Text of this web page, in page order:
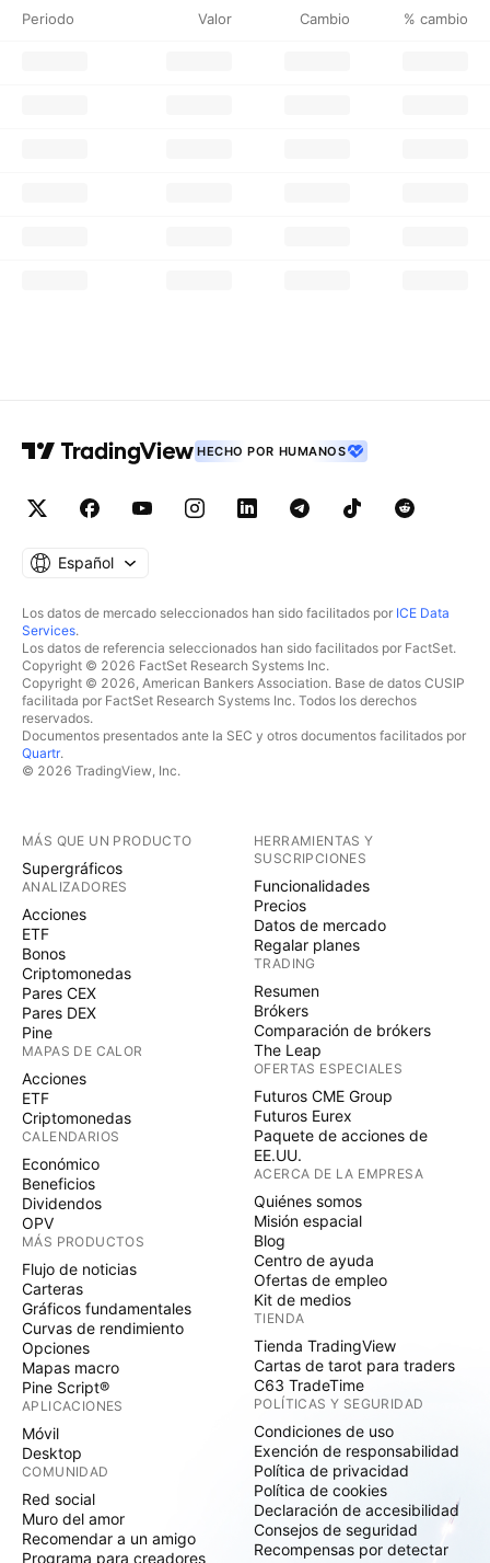
Periodo Valor Cambio % cambio
HECHO POR HUMANOS
Español
Los datos de mercado seleccionados han sido facilitados por ICE Data
Services.
Los datos de referencia seleccionados han sido facilitados por FactSet.
Copyright © 2026 FactSet Research Systems Inc.
Copyright © 2026, American Bankers Association. Base de datos CUSIP
facilitada por FactSet Research Systems Inc. Todos los derechos
reservados.
Documentos presentados ante la SEC y otros documentos facilitados por
Quartr.
© 2026 TradingView, Inc.
MÁS QUE UN PRODUCTO
Supergráficos
ANALIZADORES
Acciones
ETF
Bonos
Criptomonedas
Pares CEX
Pares DEX
Pine
MAPAS DE CALOR
Acciones
ETF
Criptomonedas
CALENDARIOS
Económico
Beneficios
Dividendos
OPV
MÁS PRODUCTOS
Flujo de noticias
Carteras
Gráficos fundamentales
Curvas de rendimiento
Opciones
Mapas macro
Pine Script®
APLICACIONES
Móvil
Desktop
COMUNIDAD
Red social
Muro del amor
Recomendar a un amigo
Programa para creadores
HERRAMIENTAS Y
SUSCRIPCIONES
Funcionalidades
Precios
Datos de mercado
Regalar planes
TRADING
Resumen
Brókers
Comparación de brókers
The Leap
OFERTAS ESPECIALES
Futuros CME Group
Futuros Eurex
Paquete de acciones de
EE.UU.
ACERCA DE LA EMPRESA
Quiénes somos
Misión espacial
Blog
Centro de ayuda
Ofertas de empleo
Kit de medios
TIENDA
Tienda TradingView
Cartas de tarot para traders
C63 TradeTime
POLÍTICAS Y SEGURIDAD
Condiciones de uso
Exención de responsabilidad
Política de privacidad
Política de cookies
Declaración de accesibilidad
Consejos de seguridad
Recompensas por detectar